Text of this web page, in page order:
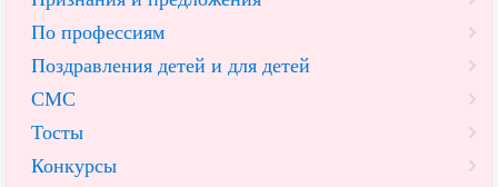
По профессиям
Поздравления детей и для детей
СМС
Тосты
Конкурсы